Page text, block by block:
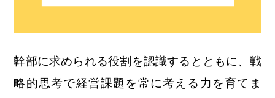
幹部に求められる役割を認識するとともに、戦
略的思考で経営課題を常に考える力を育てま